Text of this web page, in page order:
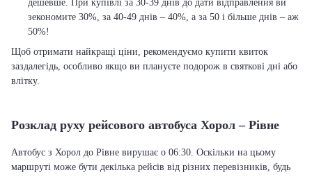
дешевше. При купівлі за 30-39 днів до дати відправлення ви
зекономите 30%, за 40-49 днів – 40%, а за 50 і більше днів – аж
50%!
Щоб отримати найкращі ціни, рекомендуємо купити квиток
заздалегідь, особливо якщо ви плануєте подорож в святкові дні або
влітку.
Розклад руху рейсового автобуса Хорол – Рівне
Автобус з Хорол до Рівне вирушає о 06:30. Оскільки на цьому
маршруті може бути декілька рейсів від різних перевізників, будь